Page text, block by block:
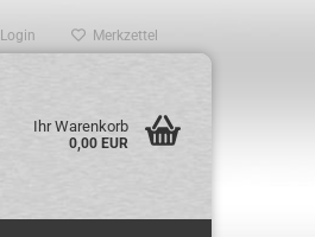
Login Merkzettel
Ihr Warenkorb
0,00 EUR